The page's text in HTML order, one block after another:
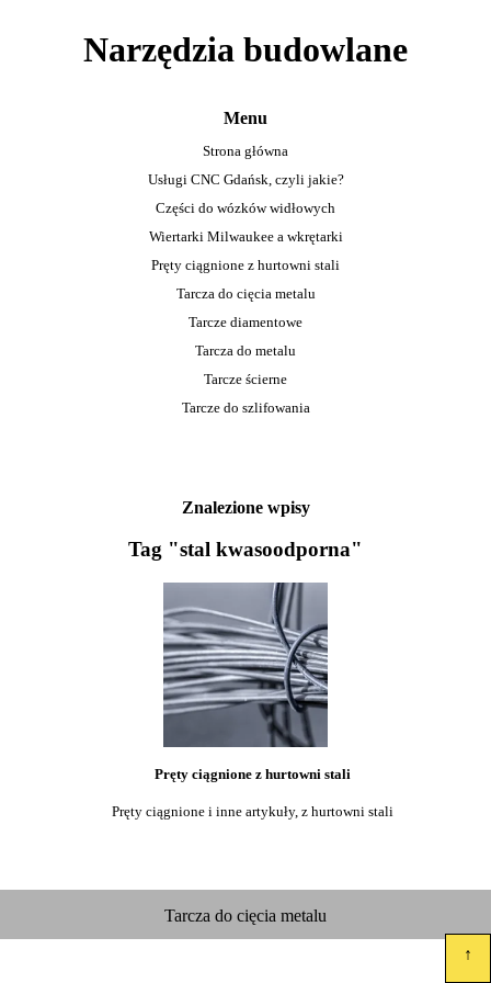
Narzędzia budowlane
Menu
Strona główna
Usługi CNC Gdańsk, czyli jakie?
Części do wózków widłowych
Wiertarki Milwaukee a wkrętarki
Pręty ciągnione z hurtowni stali
Tarcza do cięcia metalu
Tarcze diamentowe
Tarcza do metalu
Tarcze ścierne
Tarcze do szlifowania
Znalezione wpisy
Tag "stal kwasoodporna"
Pręty ciągnione z hurtowni stali
Pręty ciągnione i inne artykuły, z hurtowni stali
Tarcza do cięcia metalu
↑